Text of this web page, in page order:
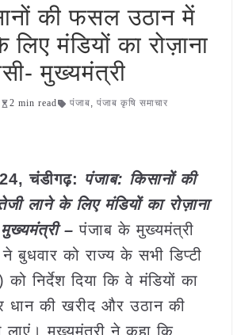
की फसल उठान में
मंडियों का रोज़ाना
मुख्यमंत्री
2 min read पंजाब, पंजाब कृषि समाचार
चंडीगढ़: पंजाब: किसानों की
लाने के लिए मंडियों का रोज़ाना
मुख्यमंत्री –पंजाब के मुख्यमंत्री
बुधवार को राज्य के सभी डिप्टी
को निर्देश दिया कि वे मंडियों का
धान की खरीद और उठान की
लाएं। मुख्यमंत्री ने कहा कि